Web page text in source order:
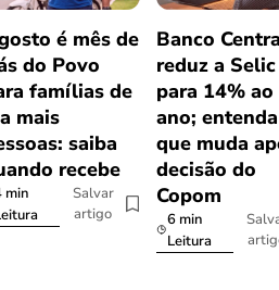
é mês de
do Povo
famílias de
mais
saiba
recebe
min
Salvar
artigo
Banco
reduz a Selic
para 14% ao
ano;
que muda
decisão do
Copom
6 min
Leitura